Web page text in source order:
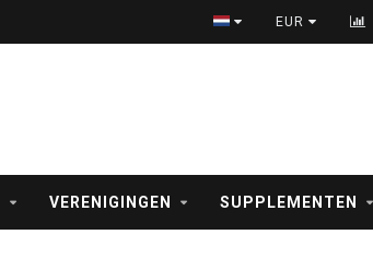
Veilig betalen met iDeal, creditcard
EUR
VERENIGINGEN SUPPLEMENTEN